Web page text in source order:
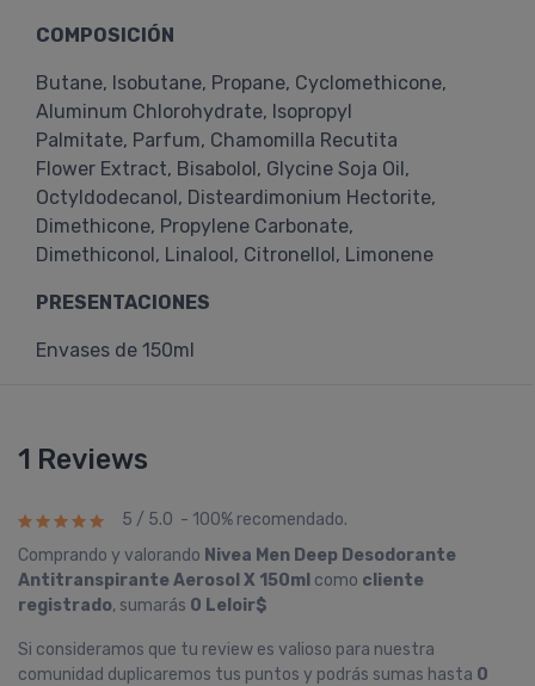
COMPOSICIÓN
Butane, Isobutane, Propane, Cyclomethicone,
Aluminum Chlorohydrate, Isopropyl
Palmitate, Parfum, Chamomilla Recutita
Flower Extract, Bisabolol, Glycine Soja Oil,
Octyldodecanol, Disteardimonium Hectorite,
Dimethicone, Propylene Carbonate,
Dimethiconol, Linalool, Citronellol, Limonene
PRESENTACIONES
Envases de 150ml
1 Reviews
5 / 5.0 - 100% recomendado.
Comprando y valorando Nivea Men Deep Desodorante
Antitranspirante Aerosol X 150ml como cliente
registrado, sumarás 0 Leloir$
Si consideramos que tu review es valioso para nuestra
comunidad duplicaremos tus puntos y podrás sumas hasta 0